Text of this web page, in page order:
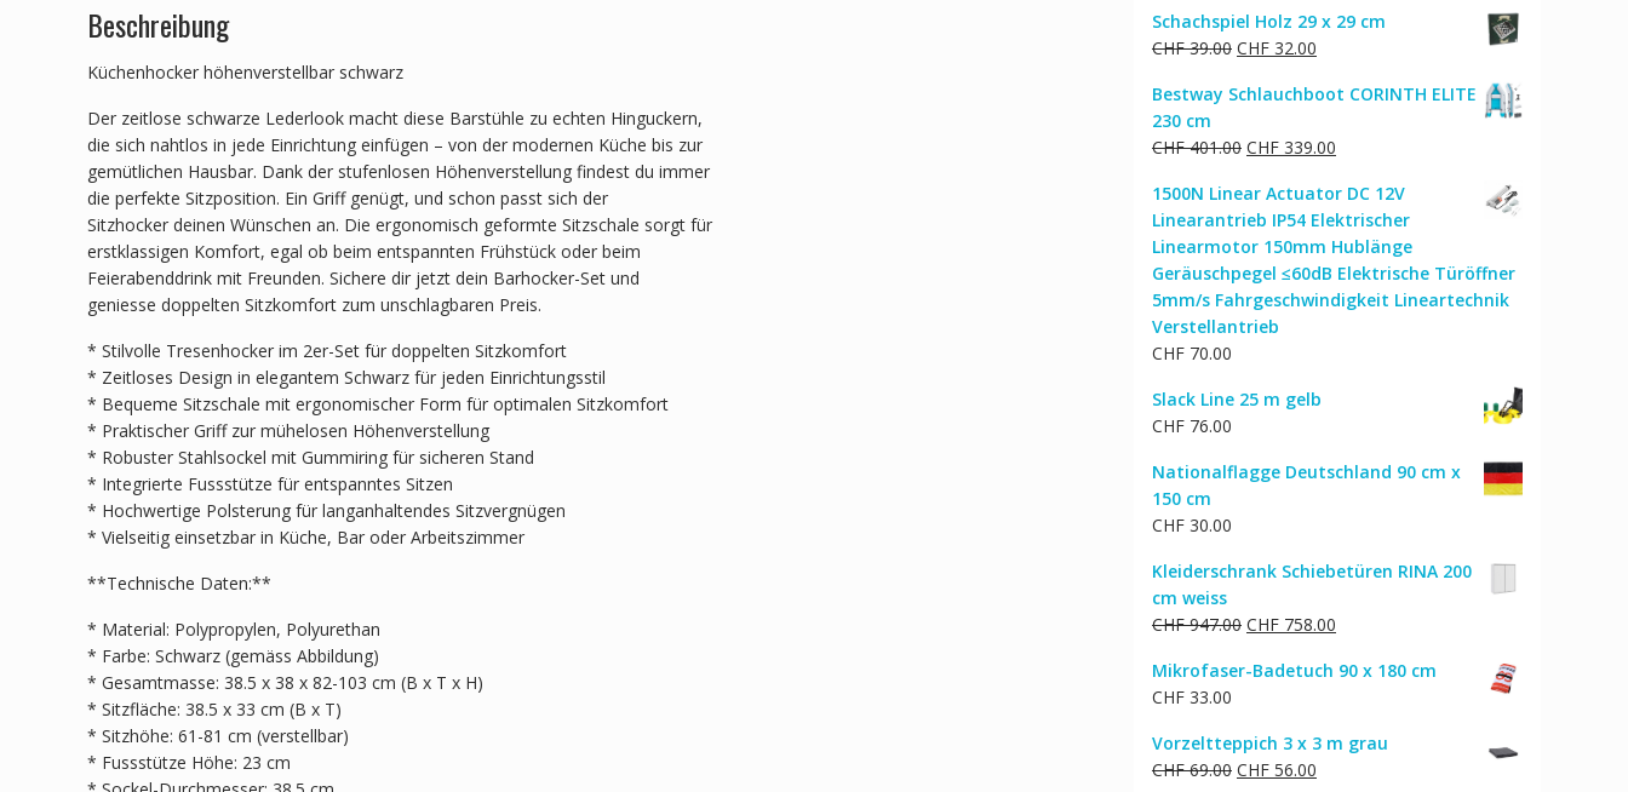
Beschreibung
Küchenhocker höhenverstellbar schwarz
Der zeitlose schwarze Lederlook macht diese Barstühle zu echten Hinguckern,
die sich nahtlos in jede Einrichtung einfügen – von der modernen Küche bis zur
gemütlichen Hausbar. Dank der stufenlosen Höhenverstellung findest du immer
die perfekte Sitzposition. Ein Griff genügt, und schon passt sich der
Sitzhocker deinen Wünschen an. Die ergonomisch geformte Sitzschale sorgt für
erstklassigen Komfort, egal ob beim entspannten Frühstück oder beim
Feierabenddrink mit Freunden. Sichere dir jetzt dein Barhocker-Set und
geniesse doppelten Sitzkomfort zum unschlagbaren Preis.
* Stilvolle Tresenhocker im 2er-Set für doppelten Sitzkomfort
* Zeitloses Design in elegantem Schwarz für jeden Einrichtungsstil
* Bequeme Sitzschale mit ergonomischer Form für optimalen Sitzkomfort
* Praktischer Griff zur mühelosen Höhenverstellung
* Robuster Stahlsockel mit Gummiring für sicheren Stand
* Integrierte Fussstütze für entspanntes Sitzen
* Hochwertige Polsterung für langanhaltendes Sitzvergnügen
* Vielseitig einsetzbar in Küche, Bar oder Arbeitszimmer
**Technische Daten:**
* Material: Polypropylen, Polyurethan
* Farbe: Schwarz (gemäss Abbildung)
* Gesamtmasse: 38.5 x 38 x 82-103 cm (B x T x H)
* Sitzfläche: 38.5 x 33 cm (B x T)
* Sitzhöhe: 61-81 cm (verstellbar)
* Fussstütze Höhe: 23 cm
war:
CHF 108.00
ist:
Schachspiel Holz 29 x 29 cm
CHF39.00 Ursprünglicher
war:
CHF 32.00
ist:
Bestway Schlauchboot CORINTH ELITE
230 cm
CHF401.00 Ursprünglicher
war:
CHF 401.00
CHF 339.00
ist:
CHF 339.00.
1500N Linear Actuator DC 12V
Linearantrieb IP54 Elektrischer
Linearmotor 150mm Hublänge
Geräuschpegel ≤60dB Elektrische Türöffner
5mm/s Fahrgeschwindigkeit Lineartechnik
Verstellantrieb
CHF 70.00
Slack Line 25 m gelb
CHF 76.00
Nationalflagge Deutschland 90 cm x
150 cm
CHF 30.00
Kleiderschrank Schiebetüren RINA 200
cm weiss
CHF947.00 Ursprünglicher
war:
CHF 758.00
ist:
Mikrofaser-Badetuch 90 x 180 cm
CHF 33.00
Vorzeltteppich 3 x 3 m grau
CHF69.00 Ursprünglicher
CHF 56.00